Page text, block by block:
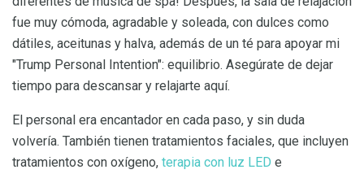
fue muy cómoda, agradable y soleada, con dulces como
dátiles, aceitunas y halva, además de un té para apoyar mi
"Trump Personal Intention": equilibrio. Asegúrate de dejar
tiempo para descansar y relajarte aquí.
El personal era encantador en cada paso, y sin duda
volvería. También tienen tratamientos faciales, que incluyen
tratamientos con oxígeno, terapia con luz LED e